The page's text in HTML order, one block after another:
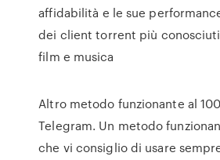
affidabilità e le sue
dei client torrent più
film e musica
Altro metodo funzionante al
Telegram. Un metodo
che vi consiglio di usare